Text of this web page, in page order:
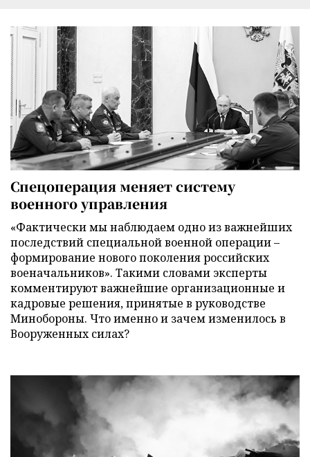
Спецоперация меняет систему
военного управления
«Фактически мы наблюдаем одно из важнейших
последствий специальной военной операции –
формирование нового поколения российских
военачальников». Такими словами эксперты
комментируют важнейшие организационные и
кадровые решения, принятые в руководстве
Минобороны. Что именно и зачем изменилось в
Вооруженных силах?